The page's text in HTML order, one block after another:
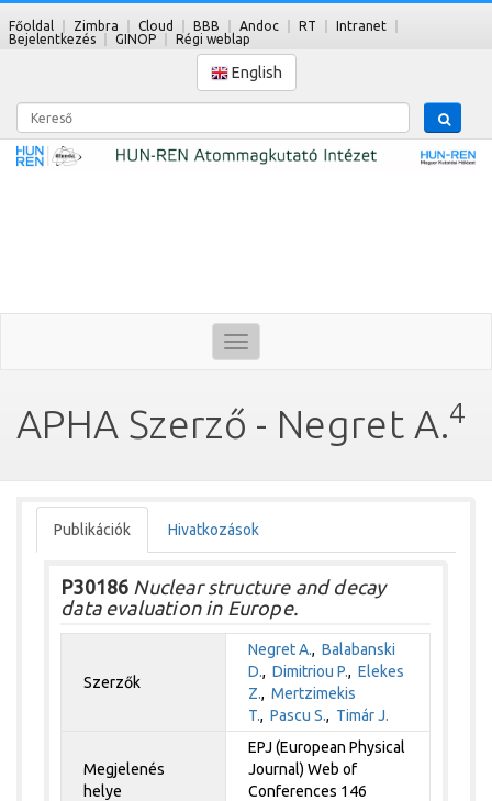
Főoldal Zimbra Cloud BBB Andoc RT
Intranet
Bejelentkezés
GINOP Régi weblap
English
Kereső
Toggle
navigation
APHA Szerző - Negret A.4
Publikációk Hivatkozások
P30186 Nuclear structure and decay
data evaluation in Europe.
Szerzők
Negret A.,Balabanski
D.,Dimitriou P.,Elekes
Z.,Mertzimekis
T.,Pascu S., Timár J.
Megjelenés
helye
EPJ (European Physical
Journal) Web of
Conferences 146